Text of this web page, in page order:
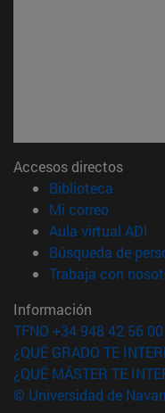
Accesos directos
Biblioteca
Mi correo(abre en
Aula virtual ADI
Búsqueda de
Trabaja con
Información
TFNO +34 948 42 56 00
¿QUÉ GRADO TE
¿QUÉ MÁSTER TE
© Universidad de